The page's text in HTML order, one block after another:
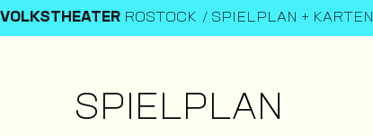
VOLKSTHEATER ROSTOCK SPIELPLAN + KARTEN
SPIELPLAN